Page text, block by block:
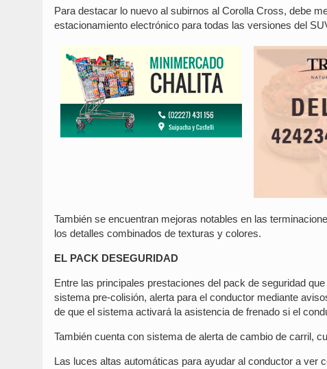
Para destacar lo nuevo al subirnos al Corolla Cross, debe
estacionamiento electrónico para todas las versiones del
También se encuentran mejoras notables en las
los detalles combinados de texturas y colores.
EL PACK DESEGURIDAD
Entre las principales prestaciones del pack de seguridad
sistema pre-colisión, alerta para el conductor mediante
de que el sistema activará la asistencia de frenado si el
También cuenta con sistema de alerta de cambio de carril,
Las luces altas automáticas para ayudar al conductor a ver